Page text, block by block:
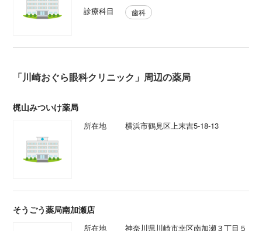
診療科目
歯科
「川崎おぐら眼科クリニック」周辺の薬局
梶山みついけ薬局
所在地 横浜市鶴見区上末吉5-18-13
そうごう薬局南加瀬店
所在地 神奈川県川崎市幸区南加瀬３丁目５